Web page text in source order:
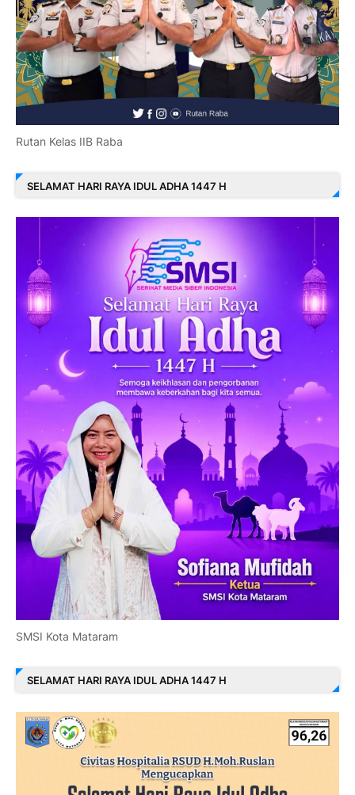
Rutan Kelas IIB Raba
SELAMAT HARI RAYA IDUL ADHA 1447 H
SMSI Kota Mataram
SELAMAT HARI RAYA IDUL ADHA 1447 H